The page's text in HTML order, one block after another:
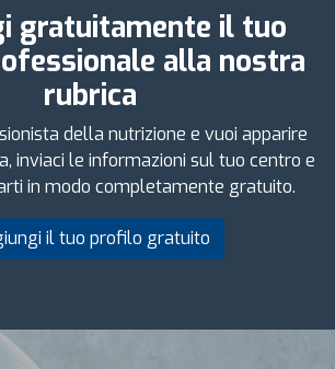
gratuitamente il tuo
alla nostra
rubrica
della nutrizione e vuoi apparire
inviaci le informazioni sul tuo centro e
in modo completamente gratuito.
il tuo profilo gratuito